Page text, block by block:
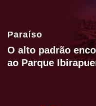
Paraíso
O alto padrão
ao Parque